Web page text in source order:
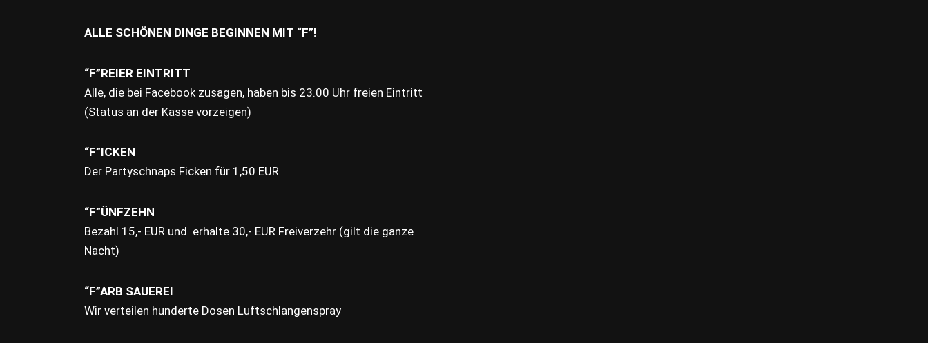
ALLE SCHÖNEN DINGE BEGINNEN MIT “F”!
“F”REIER EINTRITT
Alle, die bei Facebook zusagen, haben bis 23.00 Uhr freien Eintritt
(Status an der Kasse vorzeigen)
“F”ICKEN
Der Partyschnaps Ficken für 1,50 EUR
“F”ÜNFZEHN
Bezahl 15,- EUR und erhalte 30,- EUR Freiverzehr (gilt die ganze
Nacht)
“F”ARB SAUEREI
Wir verteilen hunderte Dosen Luftschlangenspray